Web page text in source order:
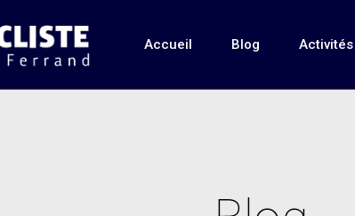
Accueil Blog Activités